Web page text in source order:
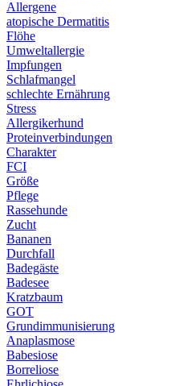
Allergene
atopische Dermatitis
Flöhe
Umweltallergie
Impfungen
Schlafmangel
schlechte Ernährung
Stress
Allergikerhund
Proteinverbindungen
Charakter
FCI
Größe
Pflege
Rassehunde
Zucht
Bananen
Durchfall
Badegäste
Badesee
Kratzbaum
GOT
Grundimmunisierung
Anaplasmose
Babesiose
Borreliose